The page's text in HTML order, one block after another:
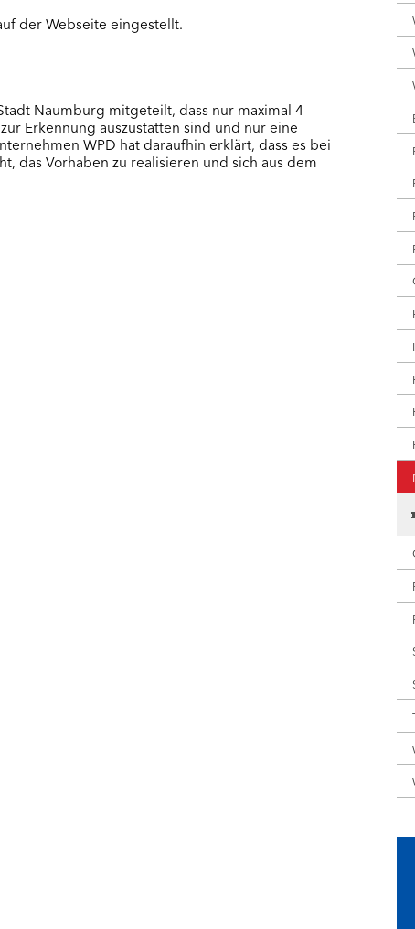
der Webseite eingestellt.
Naumburg mitgeteilt, dass nur maximal 4
Erkennung auszustatten sind und nur eine
WPD hat daraufhin erklärt, dass es bei
das Vorhaben zu realisieren und sich aus dem